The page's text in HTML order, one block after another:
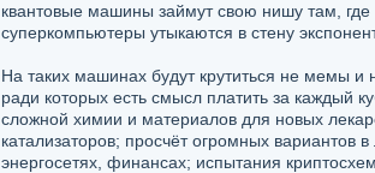
квантовые машины займут свою нишу там, где
суперкомпьютеры утыкаются в стену
На таких машинах будут крутиться не мемы и
ради которых есть смысл платить за каждый
сложной химии и материалов для новых
катализаторов; просчёт огромных вариантов в
энергосетях, финансах; испытания